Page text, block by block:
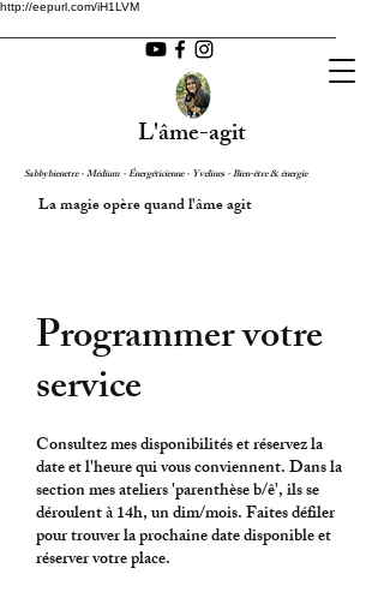
http://eepurl.com/iH1LVM
L'âme-agit
Sabbybienetre - Médium - Énergéticienne - Yvelines - Bien-être & énergie
La magie opère quand l'âme agit
Programmer votre
service
Consultez mes disponibilités et réservez la
date et l'heure qui vous conviennent. Dans la
section mes ateliers 'parenthèse b/ê', ils se
déroulent à 14h, un dim/mois. Faites défiler
pour trouver la prochaine date disponible et
réserver votre place.